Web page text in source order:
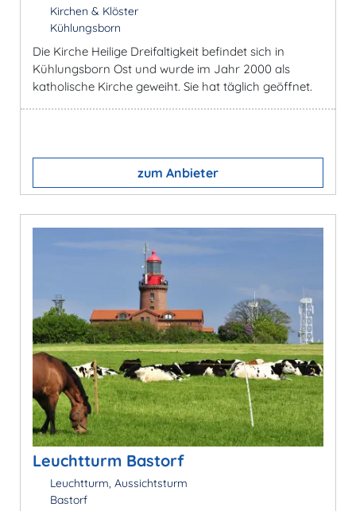
Kirchen & Klöster
Kühlungsborn
Die Kirche Heilige Dreifaltigkeit befindet sich in
Kühlungsborn Ost und wurde im Jahr 2000 als
katholische Kirche geweiht. Sie hat täglich geöffnet.
zum Anbieter
Leuchtturm Bastorf
Leuchtturm, Aussichtsturm
Bastorf